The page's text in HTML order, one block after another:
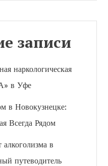
записи
наркологическая
в Уфе
в Новокузнецке:
Всегда Рядом
в
путеводитель